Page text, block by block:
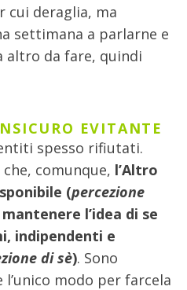
cui deraglia, ma
settimana a parlarne e
altro da fare, quindi
EVITANTE
spesso rifiutati.
comunque, l’Altro
(percezione
l’idea di se
indipendenti e
di sè). Sono
l’unico modo per farcela